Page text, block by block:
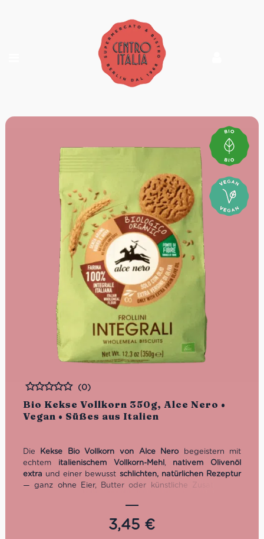
Bio Kekse Vollkorn 350g, Alce Nero •
Vegan • Süßes aus Italien
Bewertet
(0)
Die Kekse Bio Vollkorn von Alce Nero begeistern mit
echtem italienischem Vollkorn-Mehl, nativem Olivenöl
extra und einer bewusst schlichten, natürlichen Rezeptur
— ganz ohne Eier, Butter oder künstliche Zusatzstoffe.
der perfekte Begleiter zum Kaffee, Tee oder als
hochwertiger Snack zwischendurch.
3,45 €